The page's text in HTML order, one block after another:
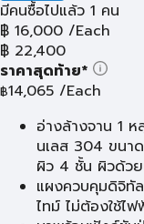
มีคนซื้อไปแล้ว 1 คน
฿ 16,000 /Each
฿ 22,400
ราคาสุดท้าย*
฿14,065 /Each
อ่างล้างจาน 1
นเลส 304 ขนา
ผิว 4 ชั้น ผิวด้วย
แผงควบคุมดิจิทั
ไทม์ ไม่ต้องใช้ไ